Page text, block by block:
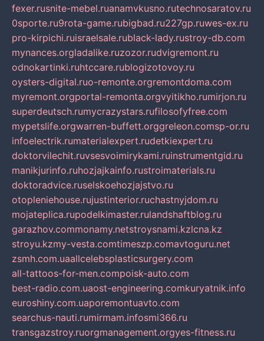
fexer.rusnite-mebel.ruanamvkusno.rutechnosaratov.ru
0sporte.ru9rota-game.rubigbad.ru227gp.ruwes-ex.ru
pro-kirpichi.ruisraelsale.rublack-lady.rustroy-db.com
mynances.orgladalike.ruzozor.rudvigremont.ru
odnokartinki.ruhtccare.rublogizotovoy.ru
oysters-digital.ruo-remonte.orgremontdoma.com
myremont.orgportal-remonta.orgvyitikho.rumirjon.ru
superdeutsch.rumycrazystars.rufilosofyfree.com
mypetslife.orgwarren-buffett.orggreleon.comsp-or.ru
infoelectrik.rumaterialexpert.rudetkiexpert.ru
doktorvilechit.ruvsesvoimirykami.ruinstrumentgid.ru
manikjurinfo.ruhozjajkainfo.rustroimaterials.ru
doktoradvice.ruselskoehozjajstvo.ru
otopleniehouse.rujustinterior.ruchastnyjdom.ru
mojateplica.rupodelkimaster.rulandshaftblog.ru
garazhov.commonamy.netstroysnami.kzlcna.kz
stroyu.kzmy-vesta.comtimeszp.comavtoguru.net
zsmh.com.uaallcelebsplasticsurgery.com
all-tattoos-for-men.compoisk-auto.com
best-radio.com.uaost-engineering.comkuryatnik.info
euroshiny.com.uaporemontuavto.com
searchus-nauti.rumirmam.infosmi366.ru
transgazstroy.ruorgmanagement.orgyes-fitness.ru